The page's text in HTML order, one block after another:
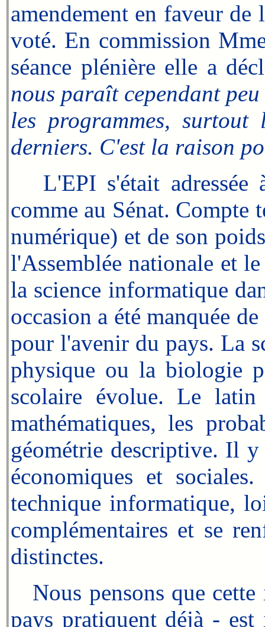
amendement en faveur
voté. En commission
séance plénière elle a
nous paraît cependant
les programmes,
derniers. C'est la raison
L'EPI s'était adressée
comme au Sénat. Compte
numérique) et de son
l'Assemblée nationale et
la science informatique
occasion a été manquée
pour l'avenir du pays. La
physique ou la biologie
scolaire évolue. Le
mathématiques, les
géométrie descriptive. Il y
économiques et
technique informatique,
complémentaires et se
distinctes.
Nous pensons que cette
pays pratiquent déjà -